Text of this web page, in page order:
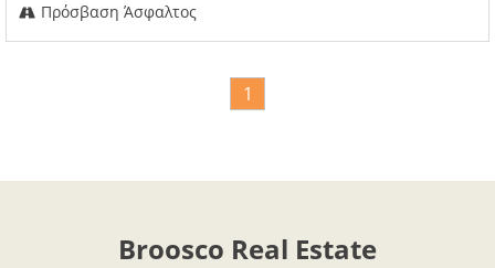
Πρόσβαση Άσφαλτος
1
Broosco Real Estate